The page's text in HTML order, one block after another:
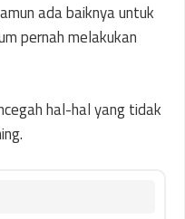
ada baiknya untuk
pernah melakukan
hal-hal yang tidak